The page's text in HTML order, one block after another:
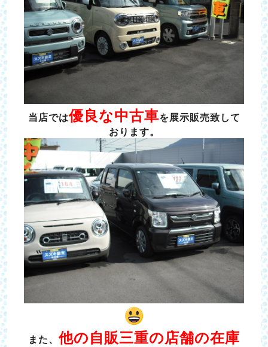
当店では優良な中古車を展示販売致して
おります。
また、他の自販三重の店舗の在庫